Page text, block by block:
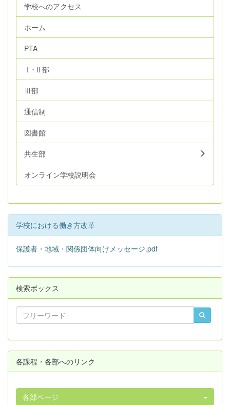
学校へのアクセス
ホーム
PTA
Ⅰ･Ⅱ部
Ⅲ部
通信制
図書館
共生部
オンライン学校説明会
学校における働き方改革
保護者・地域・関係団体向けメッセージ.pdf
検索ボックス
各課程・各部へのリンク
各部ページ